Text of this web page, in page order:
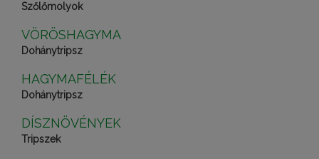
Szőlőmolyok
VÖRÖSHAGYMA
Dohánytripsz
HAGYMAFÉLÉK
Dohánytripsz
DÍSZNÖVÉNYEK
Tripszek